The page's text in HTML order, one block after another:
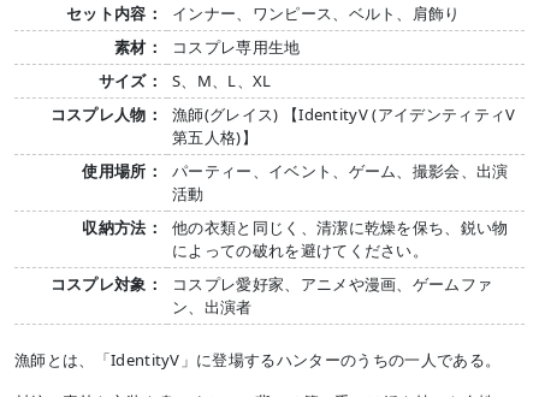
セット内容：
インナー、ワンピース、ベルト、肩飾り
素材：
コスプレ専用生地
サイズ：
S、M、L、XL
コスプレ人物：
漁師(グレイス) 【IdentityV (アイデンティティV
第五人格)】
使用場所：
パーティー、イベント、ゲーム、撮影会、出演
活動
収納方法：
他の衣類と同じく、清潔に乾燥を保ち、鋭い物
によっての破れを避けてください。
コスプレ対象：
コスプレ愛好家、アニメや漫画、ゲームファ
ン、出演者
漁師とは、「IdentityV」に登場するハンターのうちの一人である。